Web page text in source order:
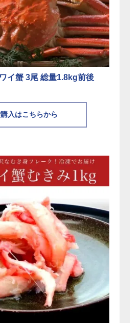
イ蟹 3尾 総量1.8kg前後
入はこちらから